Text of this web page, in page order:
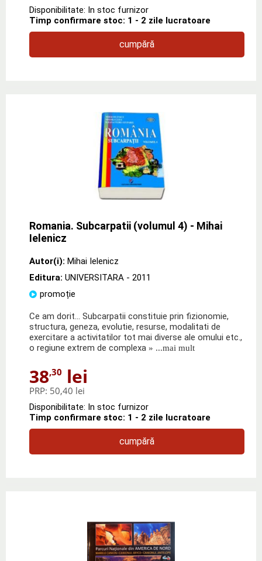
Disponibilitate: In stoc furnizor
Timp confirmare stoc: 1 - 2 zile lucratoare
cumpără
Romania. Subcarpatii (volumul 4) - Mihai
Ielenicz
Autor(i): Mihai Ielenicz
Editura: UNIVERSITARA - 2011
promoție
Ce am dorit... Subcarpatii constituie prin fizionomie,
structura, geneza, evolutie, resurse, modalitati de
exercitare a activitatilor tot mai diverse ale omului etc.,
o regiune extrem de complexa » ...mai mult
38,30 lei
PRP: 50,40 lei
Disponibilitate: In stoc furnizor
Timp confirmare stoc: 1 - 2 zile lucratoare
cumpără